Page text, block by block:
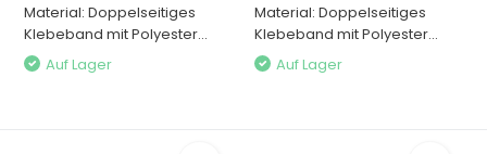
Material: Doppelseitiges
Klebeband mit Polyester...
Auf Lager
Material: Doppelseitiges
Klebeband mit Polyester...
Auf Lager